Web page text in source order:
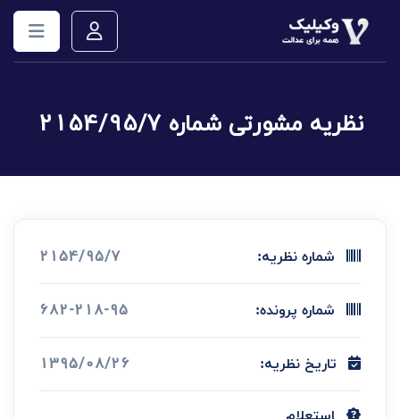
نظریه مشورتی شماره 2154/95/7
شماره نظریه: 2154/95/7
شماره پرونده: 682-218-95
تاریخ نظریه: 1395/08/26